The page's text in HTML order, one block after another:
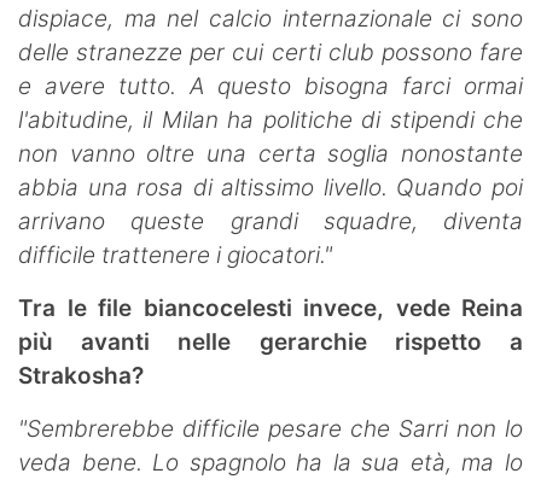
dispiace, ma nel calcio internazionale ci sono
delle stranezze per cui certi club possono fare
e avere tutto. A questo bisogna farci ormai
l'abitudine, il Milan ha politiche di stipendi che
non vanno oltre una certa soglia nonostante
abbia una rosa di altissimo livello. Quando poi
arrivano queste grandi squadre, diventa
difficile trattenere i giocatori."
Tra le file biancocelesti invece, vede Reina
più avanti nelle gerarchie rispetto a
Strakosha?
"Sembrerebbe difficile pesare che Sarri non lo
veda bene. Lo spagnolo ha la sua età, ma lo